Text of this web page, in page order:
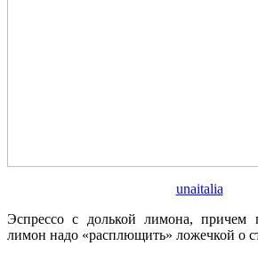
unaitalia
Эспрессо с долькой лимона, причем
лимон надо «расплющить» ложечкой о